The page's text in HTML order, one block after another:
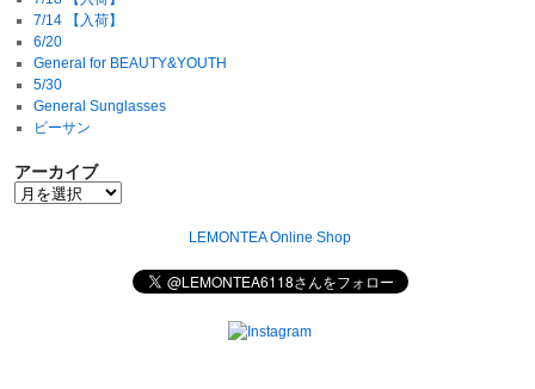
7/14 【入荷】
6/20
General for BEAUTY&YOUTH
5/30
General Sunglasses
ビーサン
アーカイブ
LEMONTEA Online Shop